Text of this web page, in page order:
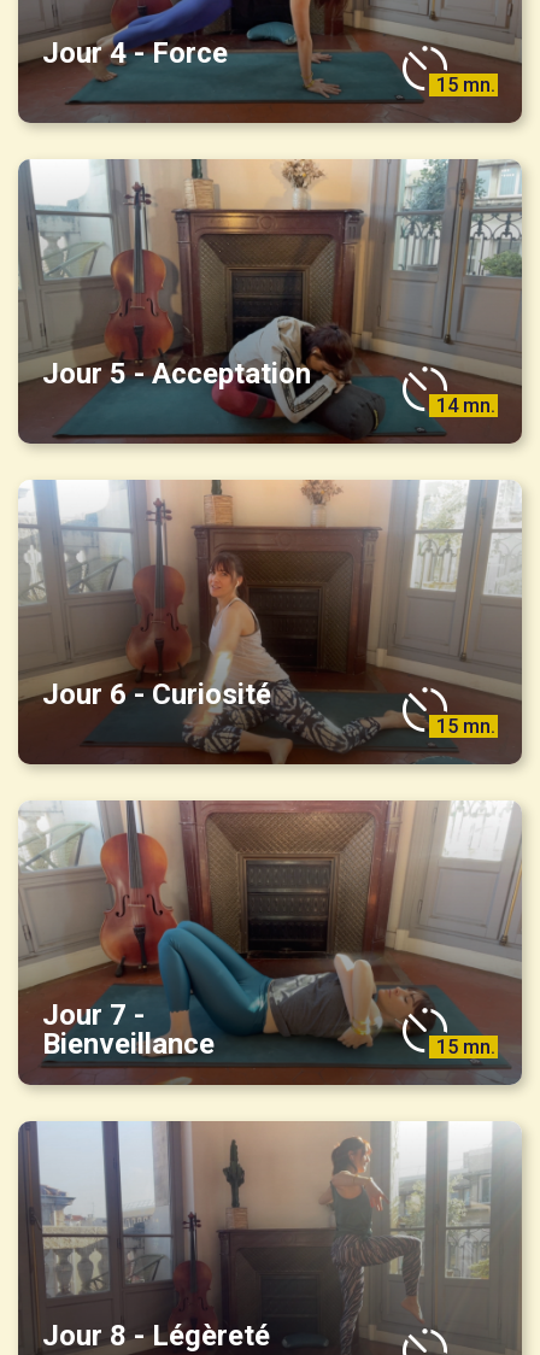
Jour 4 - Force
15 mn.
Jour 5 - Acceptation
14 mn.
Jour 6 - Curiosité
15 mn.
Jour 7 -
Bienveillance
15 mn.
Jour 8 - Légèreté